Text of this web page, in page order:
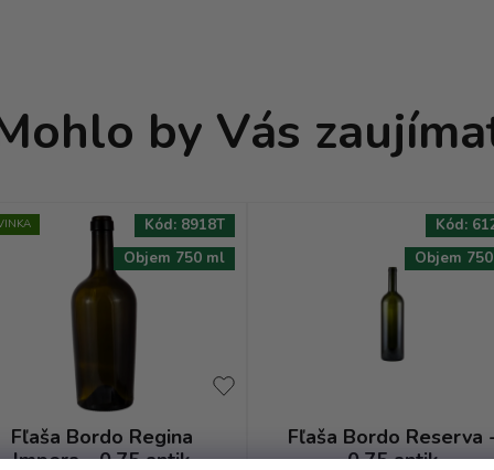
by Vás
Fľaša Bordo Regina
Impera - 0.75 antik
Objem 750 ml
Kód: 8918T
Fľaša Bordo Reserva
0.75 antik
Objem
Kód: